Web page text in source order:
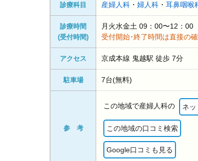
診療科目 産婦人科 ・ 婦人科 ・ 耳鼻咽喉
診療時間
(受付時間)
月火水金土 09：00〜12：
受付開始･終了時間は直接の
アクセス 京成本線 鬼越駅 徒歩 7分
駐車場 7台(無料)
参 考
この地域で産婦人科の ネ
この地域の口コミ検索
Google口コミも見る